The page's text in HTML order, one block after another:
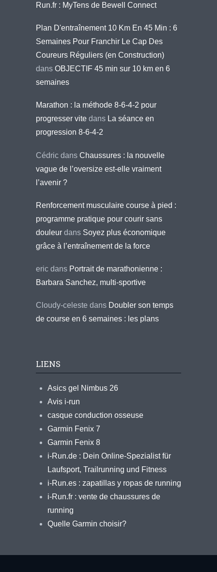
Run.fr : MyTens de Bewell Connect
Plan D'entraînement 10 Km En 45 Min : 6
Semaines Pour Franchir Le Cap Des
Coureurs Réguliers (en Construction)
dans OBJECTIF 45 min sur 10 km en 6
semaines
Marathon : la méthode 8-6-4-2 pour
progresser vite dans La séance en
progression 8-6-4-2
Cédric dans Chaussures : la nouvelle
vague de l’oversize est-elle vraiment
l’avenir ?
Renforcement musculaire course à pied :
programme pratique pour courir sans
douleur dans Soyez plus économique
grâce à l’entraînement de la force
eric dans Portrait de marathonienne :
Barbara Sanchez, multi-sportive
Cloudy-celeste dans Doubler son temps
de course en 6 semaines : les plans
LIENS
Asics gel Nimbus 26
Avis i-run
casque conduction osseuse
Garmin Fenix 7
Garmin Fenix 8
i-Run.de : Dein Online-Spezialist für
Laufsport, Trailrunning und Fitness
i-Run.es : zapatillas y ropas de running
i-Run.fr : vente de chaussures de
running
Quelle Garmin choisir?